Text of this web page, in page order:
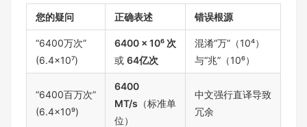
您的疑问 正确表述 错误根源
“6400万次”
(6.4×10⁷)
6400 × 10⁶ 次
或 64亿次
混淆“万”（10⁴）
与“兆”（10⁶）
“6400百万次”
(6.4×10⁹)
6400
MT/s （标准单
位）
中文强行直译导致
冗余